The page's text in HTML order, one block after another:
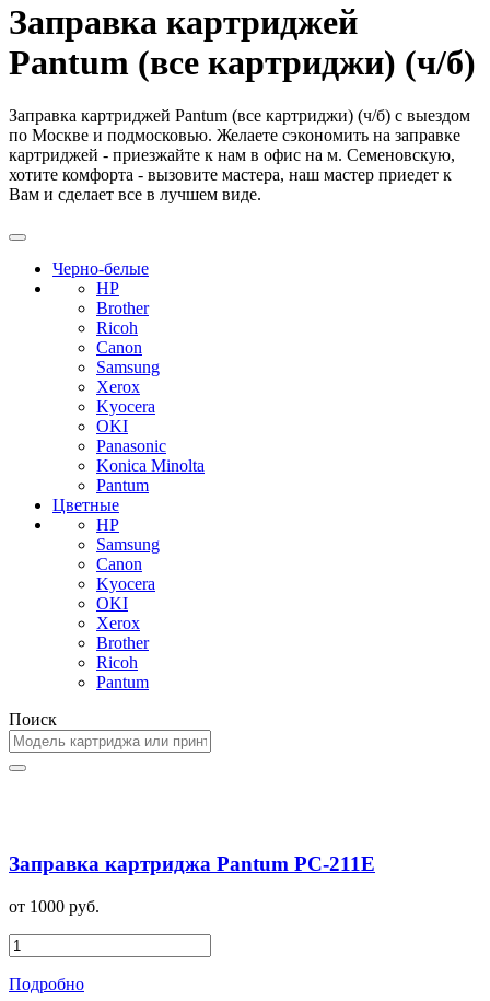
Заправка картриджей
Pantum (все картриджи) (ч/б)
Заправка картриджей Pantum (все картриджи) (ч/б) с выездом
по Москве и подмосковью. Желаете сэкономить на заправке
картриджей - приезжайте к нам в офис на м. Семеновскую,
хотите комфорта - вызовите мастера, наш мастер приедет к
Вам и сделает все в лучшем виде.
Черно-белые
HP
Brother
Ricoh
Canon
Samsung
Xerox
Kyocera
OKI
Panasonic
Konica Minolta
Pantum
Цветные
HP
Samsung
Canon
Kyocera
OKI
Xerox
Brother
Ricoh
Pantum
Поиск
Заправка картриджа Pantum PC-211E
от 1000 руб.
Подробно